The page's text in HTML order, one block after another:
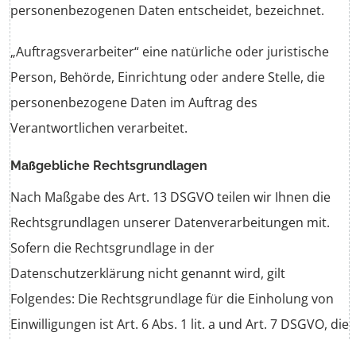
personenbezogenen Daten entscheidet, bezeichnet.
„Auftragsverarbeiter“ eine natürliche oder juristische
Person, Behörde, Einrichtung oder andere Stelle, die
personenbezogene Daten im Auftrag des
Verantwortlichen verarbeitet.
Maßgebliche Rechtsgrundlagen
Nach Maßgabe des Art. 13 DSGVO teilen wir Ihnen die
Rechtsgrundlagen unserer Datenverarbeitungen mit.
Sofern die Rechtsgrundlage in der
Datenschutzerklärung nicht genannt wird, gilt
Folgendes: Die Rechtsgrundlage für die Einholung von
Einwilligungen ist Art. 6 Abs. 1 lit. a und Art. 7 DSGVO, die